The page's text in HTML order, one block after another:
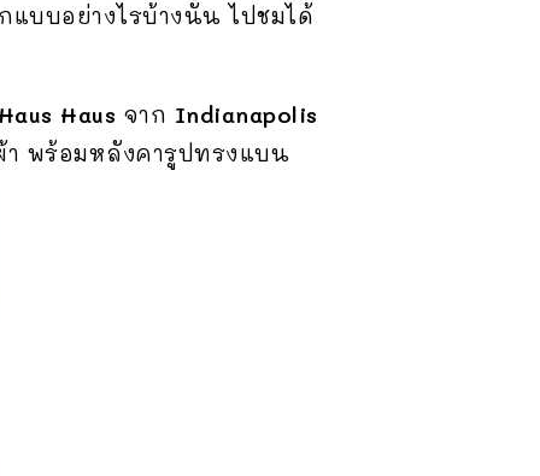
แบบอย่างไรบ้างนั้น ไปชมได้
Haus Haus จาก Indianapolis
า พร้อมหลังคารูปทรงแบน